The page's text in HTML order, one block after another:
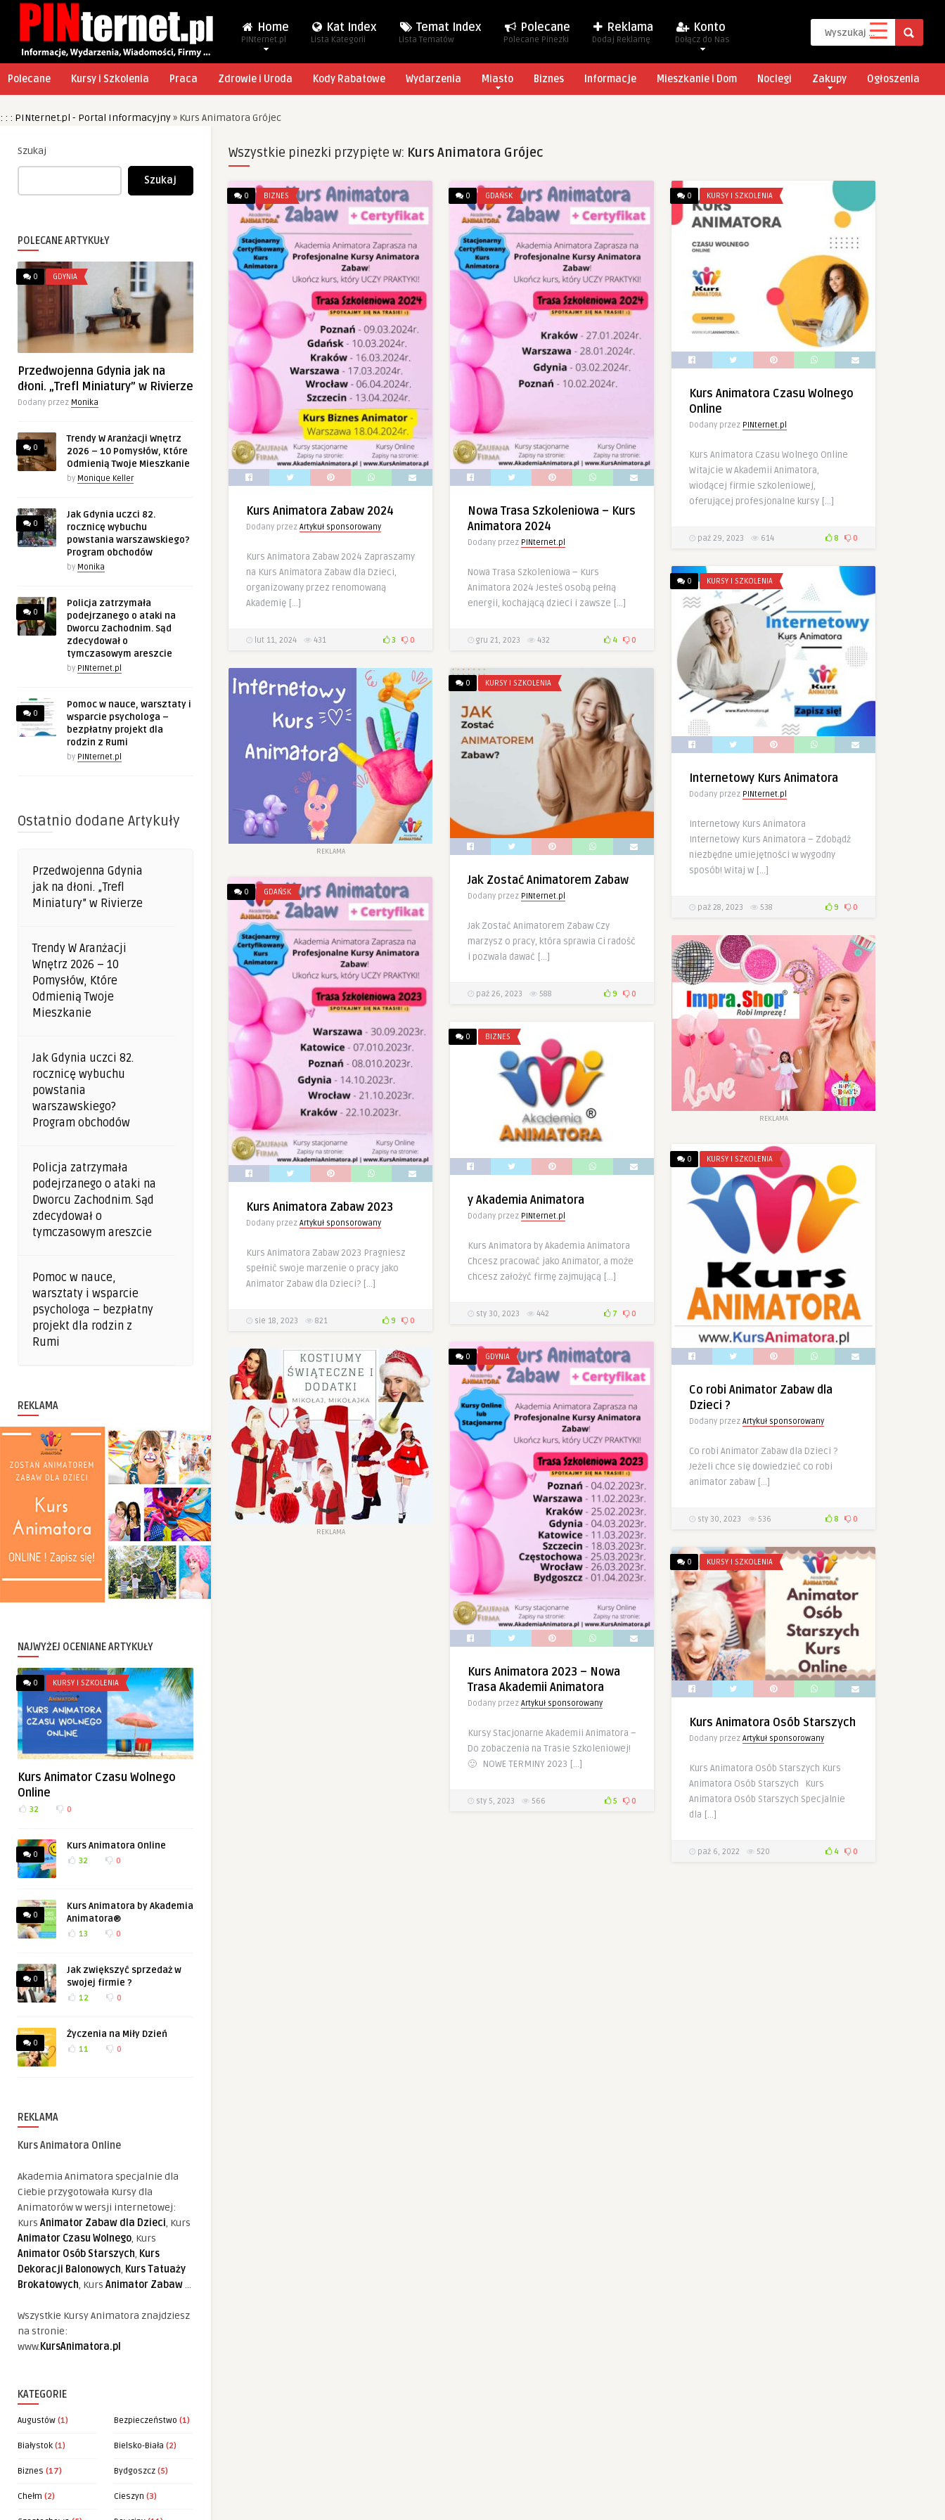
Home
PINternet.pl
Kat Index
Lista Kategorii
Temat Index
Lista Tematów
Polecane
Polecane Pinezki
Reklama
Dodaj Reklamę
Konto
Dołącz do Nas
Polecane Kursy i Szkolenia Praca Zdrowie i Uroda Kody Rabatowe Wydarzenia Miasto Biznes Informacje Mieszkanie i Dom Noclegi Zakupy Ogłoszenia
: : : PINternet.pl - Portal Informacyjny» Kurs Animatora Grójec
Szukaj
Szukaj
POLECANE ARTYKUŁY
0 GDYNIA
Przedwojenna Gdynia jak na
dłoni. „Trefl Miniatury” w Rivierze
Dodany przez Monika
0
Trendy W Aranżacji Wnętrz
2026 – 10 Pomysłów, Które
Odmienią Twoje Mieszkanie
by Monique Keller
0
Jak Gdynia uczci 82.
rocznicę wybuchu
powstania warszawskiego?
Program obchodów
by Monika
0
Policja zatrzymała
podejrzanego o ataki na
Dworcu Zachodnim. Sąd
zdecydował o
tymczasowym areszcie
by PINternet.pl
0
Pomoc w nauce, warsztaty i
wsparcie psychologa –
bezpłatny projekt dla
rodzin z Rumi
by PINternet.pl
Ostatnio dodane Artykuły
Przedwojenna Gdynia
jak na dłoni. „Trefl
Miniatury” w Rivierze
Trendy W Aranżacji
Wnętrz 2026 – 10
Pomysłów, Które
Odmienią Twoje
Mieszkanie
Jak Gdynia uczci 82.
rocznicę wybuchu
powstania
warszawskiego?
Program obchodów
Policja zatrzymała
podejrzanego o ataki na
Dworcu Zachodnim. Sąd
zdecydował o
tymczasowym areszcie
Pomoc w nauce,
warsztaty i wsparcie
psychologa – bezpłatny
projekt dla rodzin z
Rumi
REKLAMA
NAJWYŻEJ OCENIANE ARTYKUŁY
0 KURSY I SZKOLENIA
Kurs Animator Czasu Wolnego
Online
32 0
0
Kurs Animatora Online
32 0
0
Kurs Animatora by Akademia
Animatora®
13 0
0
Jak zwiększyć sprzedaż w
swojej firmie ?
12 0
0
Życzenia na Miły Dzień
11 0
REKLAMA
Kurs Animatora Online
Akademia Animatora specjalnie dla
Ciebie przygotowała Kursy dla
Animatorów w wersji internetowej:
Kurs Animator Zabaw dla Dzieci, Kurs
Animator Czasu Wolnego, Kurs
Animator Osób Starszych, Kurs
Dekoracji Balonowych, Kurs Tatuaży
Brokatowych, Kurs Animator Zabaw...
Wszystkie Kursy Animatora znajdziesz
na stronie:
www.KursAnimatora.pl
KATEGORIE
Augustów (1) Bezpieczeństwo (1)
Białystok (1) Bielsko-Biała (2)
Biznes (17) Bydgoszcz (5)
Chełm (2) Cieszyn (3)
Wszystkie pinezki przypięte w: Kurs Animatora Grójec
0 BIZNES
Kurs Animatora Zabaw 2024
Dodany przez Artykuł sponsorowany
Kurs Animatora Zabaw 2024 Zapraszamy
na Kurs Animatora Zabaw dla Dzieci,
organizowany przez renomowaną
Akademię […]
lut 11, 2024 431 3 0
0 GDAŃSK
Nowa Trasa Szkoleniowa – Kurs
Animatora 2024
Dodany przez PINternet.pl
Nowa Trasa Szkoleniowa – Kurs
Animatora 2024 Jesteś osobą pełną
energii, kochającą dzieci i zawsze […]
gru 21, 2023 432 4 0
0 KURSY I SZKOLENIA
Kurs Animatora Czasu Wolnego
Online
Dodany przez PINternet.pl
Kurs Animatora Czasu Wolnego Online
Witajcie w Akademii Animatora,
wiodącej firmie szkoleniowej,
oferującej profesjonalne kursy […]
paź 29, 2023 614 8 0
0 KURSY I SZKOLENIA
Internetowy Kurs Animatora
Dodany przez PINternet.pl
Internetowy Kurs Animatora
Internetowy Kurs Animatora – Zdobądź
niezbędne umiejętności w wygodny
sposób! Witaj w […]
paź 28, 2023 538 9 0
REKLAMA
0 KURSY I SZKOLENIA
Jak Zostać Animatorem Zabaw
Dodany przez PINternet.pl
Jak Zostać Animatorem Zabaw Czy
marzysz o pracy, która sprawia Ci radość
i pozwala dawać […]
paź 26, 2023 588 9 0
0 GDAŃSK
Kurs Animatora Zabaw 2023
Dodany przez Artykuł sponsorowany
Kurs Animatora Zabaw 2023 Pragniesz
spełnić swoje marzenie o pracy jako
Animator Zabaw dla Dzieci? […]
sie 18, 2023 821 9 0
REKLAMA
0 BIZNES
y Akademia Animatora
Dodany przez PINternet.pl
Kurs Animatora by Akademia Animatora
Chcesz pracować jako Animator, a może
chcesz założyć firmę zajmującą […]
sty 30, 2023 442 7 0
0 KURSY I SZKOLENIA
Co robi Animator Zabaw dla
Dzieci ?
Dodany przez Artykuł sponsorowany
Co robi Animator Zabaw dla Dzieci ?
Jeżeli chce się dowiedzieć co robi
animator zabaw […]
sty 30, 2023 536 8 0
0 GDYNIA
Kurs Animatora 2023 – Nowa
Trasa Akademii Animatora
Dodany przez Artykuł sponsorowany
Kursy Stacjonarne Akademii Animatora –
Do zobaczenia na Trasie Szkoleniowej!
🙂 NOWE TERMINY 2023 […]
sty 5, 2023 566 5 0
REKLAMA
0 KURSY I SZKOLENIA
Kurs Animatora Osób Starszych
Dodany przez Artykuł sponsorowany
Kurs Animatora Osób Starszych Kurs
Animatora Osób Starszych Kurs
Animatora Osób Starszych Specjalnie
dla […]
paź 6, 2022 520 4 0